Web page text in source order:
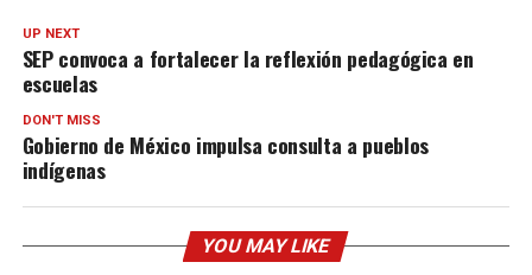
UP NEXT
SEP convoca a fortalecer la reflexión pedagógica en
escuelas
DON'T MISS
Gobierno de México impulsa consulta a pueblos
indígenas
YOU MAY LIKE